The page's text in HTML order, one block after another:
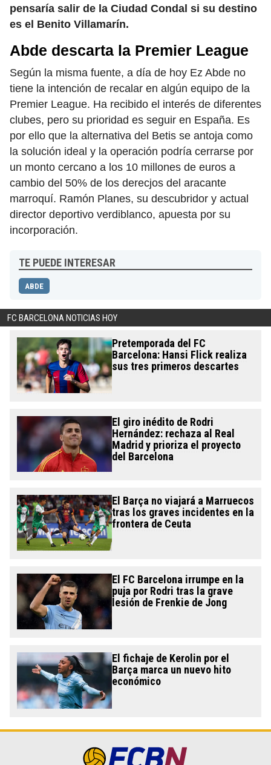
pensaría salir de la Ciudad Condal si su destino
es el Benito Villamarín.
Abde descarta la Premier League
Según la misma fuente, a día de hoy Ez Abde no
tiene la intención de recalar en algún equipo de la
Premier League. Ha recibido el interés de diferentes
clubes, pero su prioridad es seguir en España. Es
por ello que la alternativa del Betis se antoja como
la solución ideal y la operación podría cerrarse por
un monto cercano a los 10 millones de euros a
cambio del 50% de los derecjos del aracante
marroquí. Ramón Planes, su descubridor y actual
director deportivo verdiblanco, apuesta por su
incorporación.
TE PUEDE INTERESAR
ABDE
FC BARCELONA NOTICIAS HOY
Pretemporada del FC
Barcelona: Hansi Flick realiza
sus tres primeros descartes
El giro inédito de Rodri
Hernández: rechaza al Real
Madrid y prioriza el proyecto
del Barcelona
El Barça no viajará a Marruecos
tras los graves incidentes en la
frontera de Ceuta
El FC Barcelona irrumpe en la
puja por Rodri tras la grave
lesión de Frenkie de Jong
El fichaje de Kerolin por el
Barça marca un nuevo hito
económico